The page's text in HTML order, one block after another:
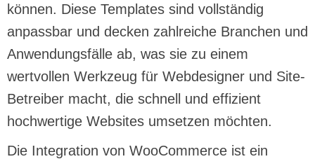
können. Diese Templates sind vollständig
anpassbar und decken zahlreiche Branchen und
Anwendungsfälle ab, was sie zu einem
wertvollen Werkzeug für Webdesigner und Site-
Betreiber macht, die schnell und effizient
hochwertige Websites umsetzen möchten.
Die Integration von WooCommerce ist ein